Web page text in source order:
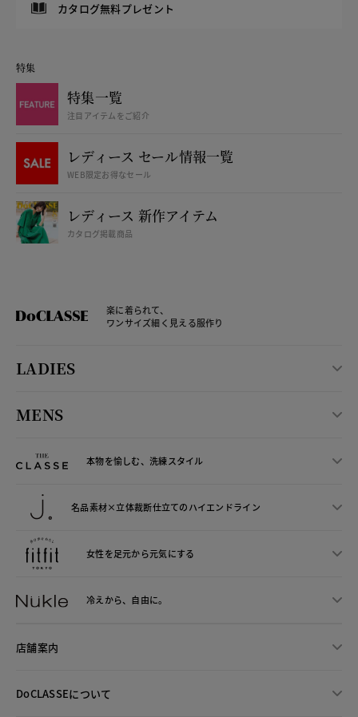
カタログ無料プレゼント
特集
特集一覧
注目アイテムをご紹介
レディース セール情報一覧
WEB限定お得なセール
レディース 新作アイテム
カタログ掲載商品
楽に着られて、
ワンサイズ細く見える服作り
LADIES
MENS
本物を愉しむ、洗練スタイル
名品素材×立体裁断仕立てのハイエンドライン
女性を足元から元気にする
冷えから、 自由に。
店舗案内
DoCLASSEについて